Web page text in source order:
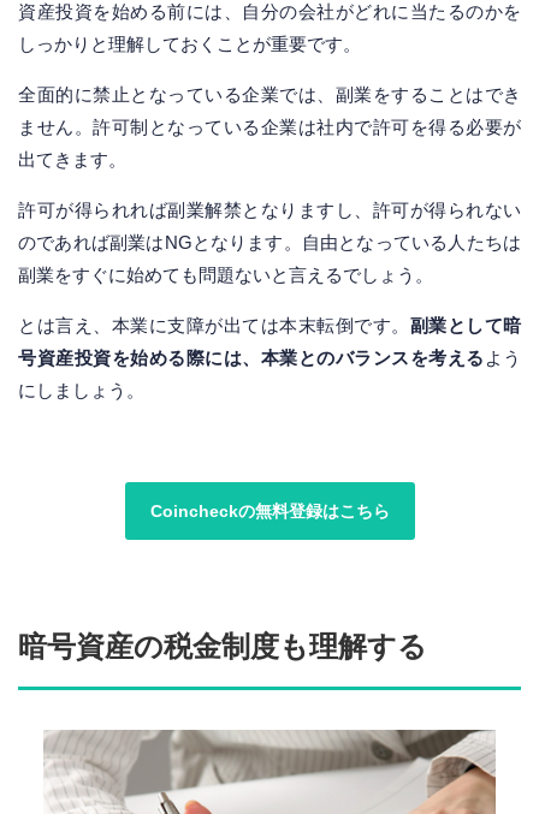
資産投資を始める前には、自分の会社がどれに当たるのかを
しっかりと理解しておくことが重要です。
全面的に禁止となっている企業では、副業をすることはでき
ません。許可制となっている企業は社内で許可を得る必要が
出てきます。
許可が得られれば副業解禁となりますし、許可が得られない
のであれば副業はNGとなります。自由となっている人たちは
副業をすぐに始めても問題ないと言えるでしょう。
とは言え、本業に支障が出ては本末転倒です。 副業として暗
号資産投資を始める際には、本業とのバランスを考える よう
にしましょう。
Coincheckの無料登録はこちら
暗号資産の税金制度も理解する